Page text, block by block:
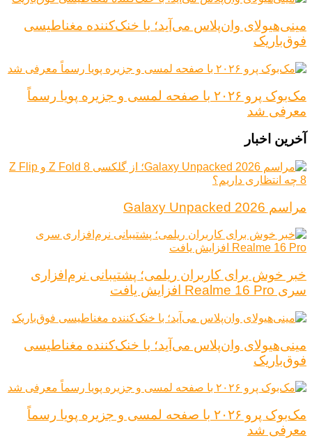
مینی‌هیولای وان‌پلاس می‌آید؛ با خنک‌کننده مغناطیسی
فوق‌باریک
مک‌بوک پرو ۲۰۲۶ با صفحه لمسی و جزیره پویا رسماً
معرفی شد
آخرین اخبار
مراسم Galaxy Unpacked 2026
خبر خوش برای کاربران ریلمی؛ پشتیبانی نرم‌افزاری
سری Realme 16 Pro افزایش یافت
مینی‌هیولای وان‌پلاس می‌آید؛ با خنک‌کننده مغناطیسی
فوق‌باریک
مک‌بوک پرو ۲۰۲۶ با صفحه لمسی و جزیره پویا رسماً
معرفی شد